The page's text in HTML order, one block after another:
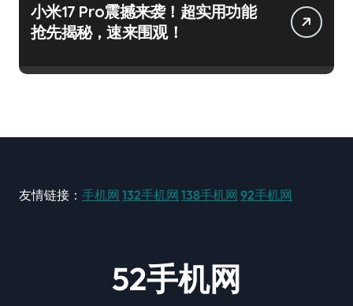
小米17 Pro震撼来袭！超实用功能
抢先揭秘，速来围观！
友情链接： 手机网 132手机网 138手机网 92手机网
52手机网